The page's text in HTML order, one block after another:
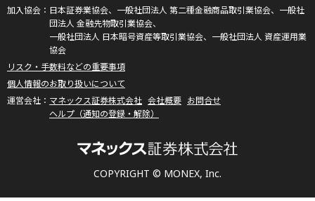
COPYRIGHT © MONEX, Inc.
日本証券業協会、一般社団法人 第二種金融商品取引業協会、一般社
団法人 金融先物取引業協会、
一般社団法人 日本暗号資産等取引業協会、一般社団法人 資産運用業
協会
リスク・手数料などの重要事項
個人情報のお取り扱いについて
マネックス証券株式会社 会社概要 お問合せ
ヘルプ（通知の登録・解除）